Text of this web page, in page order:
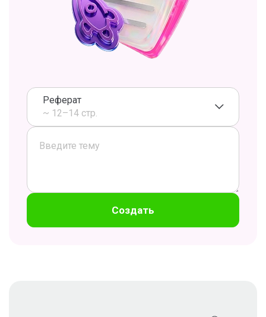
Реферат
~ 12–14 стр.
Создать